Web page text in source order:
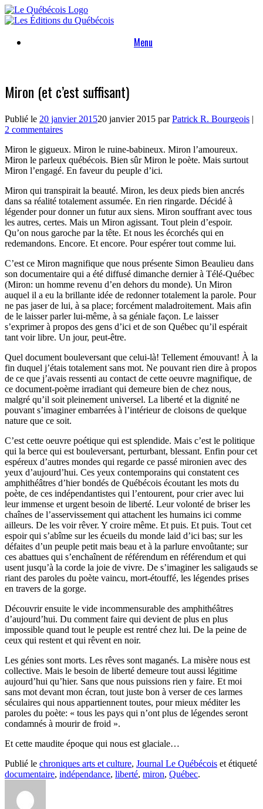
Skip
to
Menu
Miron (et c’est suffisant)
Publié le 20 janvier 201520 janvier 2015 parPatrick R. Bourgeois |
2 commentaires
Miron le gigueux. Miron le ruine-babineux. Miron l’amoureux.
Miron le parleux québécois. Bien sûr Miron le poète. Mais surtout
Miron l’engagé. En faveur du peuple d’ici.
Miron qui transpirait la beauté. Miron, les deux pieds bien ancrés
dans sa réalité totalement assumée. En rien ringarde. Décidé à
légender pour donner un futur aux siens. Miron souffrant avec tous
les autres, certes. Mais un Miron agissant. Tout plein d’espoir.
Qu’on nous garoche par la tête. Et nous les écorchés qui en
redemandons. Encore. Et encore. Pour espérer tout comme lui.
C’est ce Miron magnifique que nous présente Simon Beaulieu dans
son documentaire qui a été diffusé dimanche dernier à Télé-Québec
(Miron: un homme revenu d’en dehors du monde). Un Miron
auquel il a eu la brillante idée de redonner totalement la parole. Pour
ne pas jaser de lui, à sa place; forcément maladroitement. Mais afin
de le laisser parler lui-même, à sa géniale façon. Le laisser
s’exprimer à propos des gens d’ici et de son Québec qu’il espérait
tant voir libre. Un jour, peut-être.
Quel document bouleversant que celui-là! Tellement émouvant! À la
fin duquel j’étais totalement sans mot. Ne pouvant rien dire à propos
de ce que j’avais ressenti au contact de cette oeuvre magnifique, de
ce document-poème irradiant qui demeure bien de chez nous,
malgré qu’il soit pleinement universel. La liberté et la dignité ne
pouvant s’imaginer embarrées à l’intérieur de cloisons de quelque
nature que ce soit.
C’est cette oeuvre poétique qui est splendide. Mais c’est le politique
qui la berce qui est bouleversant, perturbant, blessant. Enfin pour cet
espéreux d’autres mondes qui regarde ce passé mironien avec des
yeux d’aujourd’hui. Ces yeux contemporains qui constatent ces
amphithéâtres d’hier bondés de Québécois écoutant les mots du
poète, de ces indépendantistes qui l’entourent, pour crier avec lui
leur immense et urgent besoin de liberté. Leur volonté de briser les
chaînes de l’asservissement qui attachent les humains ici comme
ailleurs. De les voir rêver. Y croire même. Et puis. Et puis. Tout cet
espoir qui s’abîme sur les écueils du monde laid d’ici bas; sur les
défaites d’un peuple petit mais beau et à la parlure envoûtante; sur
ces abattues qui s’enchaînent de référendum en référendum et qui
usent jusqu’à la corde la joie de vivre. De s’imaginer les saligauds se
riant des paroles du poète vaincu, mort-étouffé, les légendes prises
en travers de la gorge.
Découvrir ensuite le vide incommensurable des amphithéâtres
d’aujourd’hui. Du comment faire qui devient de plus en plus
impossible quand tout le peuple est rentré chez lui. De la peine de
ceux qui restent et qui rêvent en noir.
Les génies sont morts. Les rêves sont maganés. La misère nous est
collective. Mais le besoin de liberté demeure tout aussi légitime
aujourd’hui qu’hier. Sans que nous puissions rien y faire. Et moi
sans mot devant mon écran, tout juste bon à verser de ces larmes
séculaires qui nous appartiennent toutes, pour mieux méditer les
paroles du poète: « tous les pays qui n’ont plus de légendes seront
condamnés à mourir de froid ».
Et cette maudite époque qui nous est glaciale…
Publié le chroniques arts et culture, Journal Le Québécois et étiqueté
documentaire, indépendance, liberté, miron, Québec.